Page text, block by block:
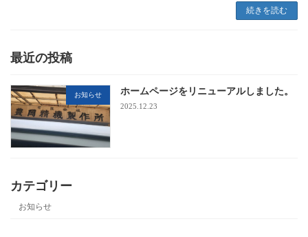
続きを読む
最近の投稿
お知らせ ホームページをリニューアルしました。
2025.12.23
カテゴリー
お知らせ